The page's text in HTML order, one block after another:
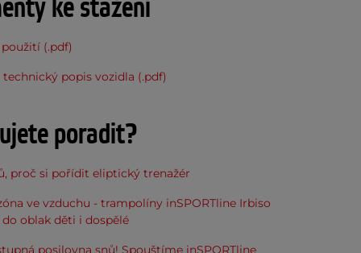
ke stažení
(.pdf)
technický popis vozidla (.pdf)
poradit?
proč si pořídit eliptický trenažér
ve vzduchu - trampolíny inSPORTline Irbiso
oblak děti i dospělé
posilovna snů! Spouštíme inSPORTline